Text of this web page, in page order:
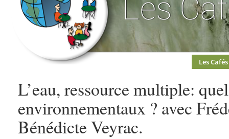
Les Cafés
L’eau, ressource multiple:
environnementaux ? avec
Bénédicte Veyrac.